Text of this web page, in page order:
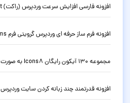
افزونه فارسی افزایش سرعت وردپرس (راکت) WP Rocket نسخه 3.23.1
افزونه فرم ساز حرفه ای وردپرس گرویتی فرم Gravity Forms نسخه 3.0.0
مجموعه 130 آیکون رایگان Icons8 به صورت SVG
افزونه قدرتمند چند زبانه کردن سایت وردپرس WPML نسخه 4.9.6